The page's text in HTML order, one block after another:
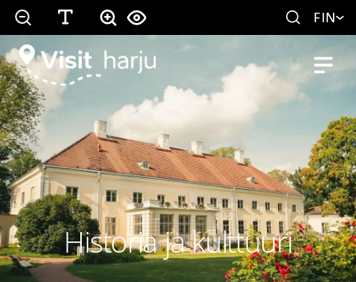
FIN
Historia ja kulttuuri